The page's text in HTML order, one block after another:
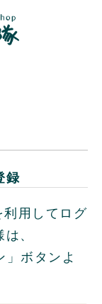
録
用してログ
、
」ボタンよ